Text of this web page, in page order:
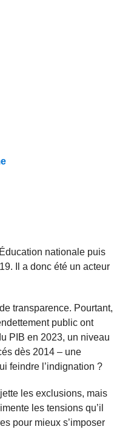
nationale puis
Il a donc été un acteur
transparence. Pourtant,
public ont
PIB en 2023, un niveau
dès 2014 – une
feindre l’indignation ?
les exclusions, mais
les tensions qu’il
pour mieux s’imposer